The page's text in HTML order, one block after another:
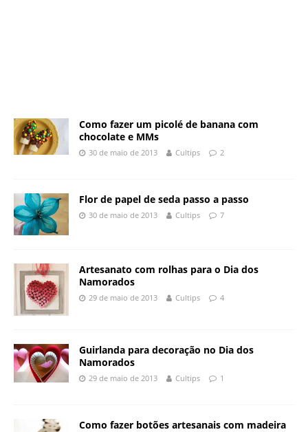
Como fazer um picolé de banana com
chocolate e MMs
30 de maio de 2013 Cultips 2
Flor de papel de seda passo a passo
30 de maio de 2013 Cultips 7
Artesanato com rolhas para o Dia dos
Namorados
29 de maio de 2013 Cultips 4
Guirlanda para decoração no Dia dos
Namorados
29 de maio de 2013 Cultips 1
Como fazer botões artesanais com madeira